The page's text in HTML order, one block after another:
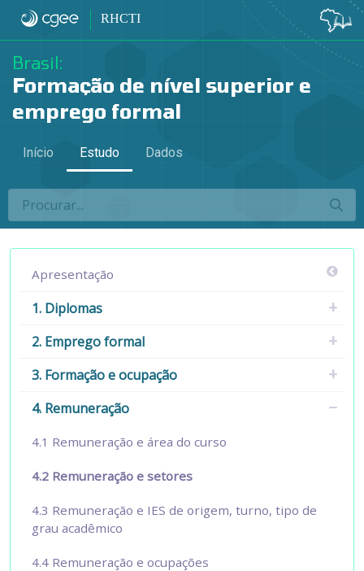
4.2 Remuneração e setores - 4.2
RHCTI
Brasil:
Formação de nível superior e
emprego formal
Início Estudo Dados
Apresentação
1. Diplomas
2. Emprego formal
3. Formação e ocupação
4. Remuneração
4.1 Remuneração e área do curso
4.2 Remuneração e setores
4.3 Remuneração e IES de origem, turno, tipo de
grau acadêmico
4.4 Remuneração e ocupações